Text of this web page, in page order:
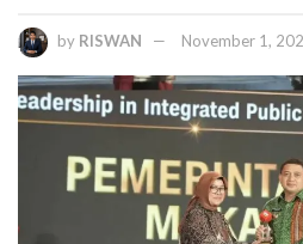
by RISWAN November 1,